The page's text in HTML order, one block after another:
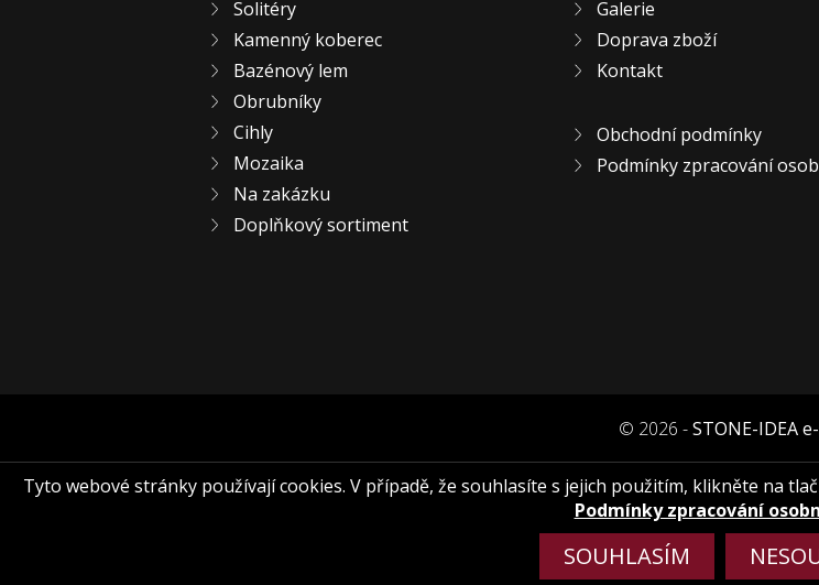
Solitéry
Kamenný koberec
Bazénový lem
Obrubníky
Cihly
Mozaika
Na zakázku
Doplňkový sortiment
Galerie
Doprava zboží
Kontakt
Obchodní podmínky
Podmínky zpracování
© 2026 -STONE-IDEA
Tyto webové stránky používají cookies. V případě, že souhlasíte s jejich použitím, klikněte na
Podmínky zpracování